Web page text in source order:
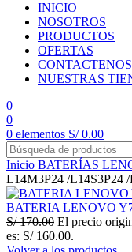
INICIO
NOSOTROS
PRODUCTOS
OFERTAS
CONTACTENOS
NUESTRAS
0
0
0 elementos S/0.00
Inicio BATERÍAS
L14M3P24 /L14S3P24
BATERIA LENOVO
S/170.00 El precio
es: S/ 160.00.